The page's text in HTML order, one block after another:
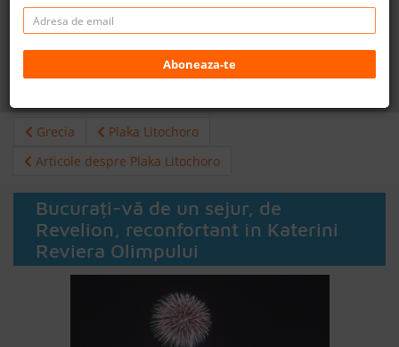
Grecia
Plaka Litochoro
Articole despre Plaka Litochoro
Bucurați-vă de un sejur, de
Revelion, reconfortant în Katerini
Reviera Olimpului
CONTACT
LEI EURO
Aboneaza-te